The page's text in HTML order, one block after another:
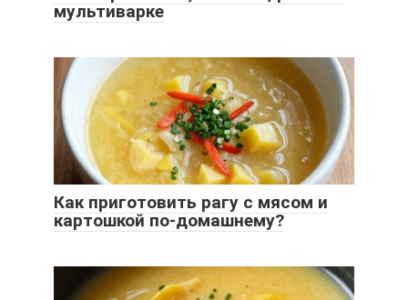
мультиварке
Как приготовить рагу с мясом и
картошкой по-домашнему?